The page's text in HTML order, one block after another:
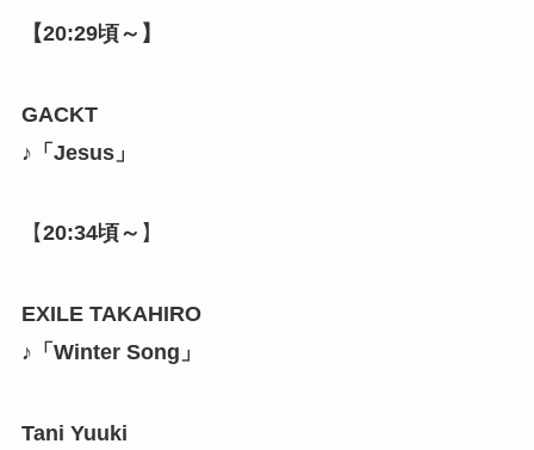
【20:29頃～ 】
GACKT
♪「Jesus」
【20:34頃～ 】
EXILE TAKAHIRO
♪「Winter Song」
Tani Yuuki